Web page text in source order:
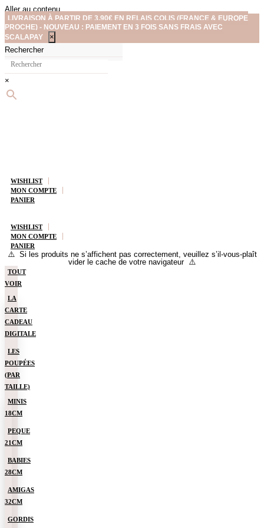
Aller au contenu
LIVRAISON À PARTIR DE 3,90€ EN RELAIS COLIS (FRANCE & EUROPE
PROCHE) - NOUVEAU : PAIEMENT EN 3 FOIS SANS FRAIS AVEC
SCALAPAY
×
Rechercher
×
WISHLIST
MON COMPTE
PANIER
WISHLIST
MON COMPTE
PANIER
⚠️ Si les produits ne s’affichent pas correctement, veuillez s’il-vous-plaît
vider le cache de votre navigateur ⚠️
TOUT
VOIR
LA
CARTE
CADEAU
DIGITALE
LES
POUPÉES
(PAR
TAILLE)
MINIS
18CM
PEQUE
21CM
BABIES
28CM
AMIGAS
32CM
GORDIS